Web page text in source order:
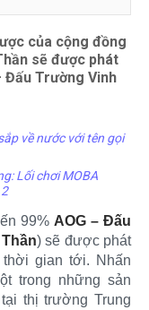
của cộng đồng
sẽ được phát
Đấu Trường Vinh
về nước với tên gọi
Lối chơi MOBA
99% AOG – Đấu
) sẽ được phát
gian tới. Nhấn
trong những sản
thị trường Trung